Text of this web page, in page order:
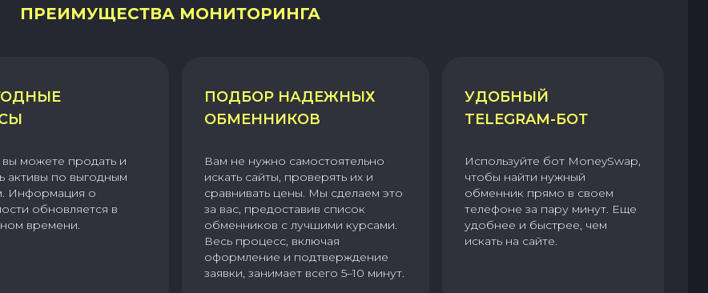
ПРЕИМУЩЕСТВА МОНИТОРИНГА
вы можете продать и
активы по выгодным
Информация о
обновляется в
времени.
ПОДБОР НАДЕЖНЫХ
ОБМЕННИКОВ
Вам не нужно самостоятельно
искать сайты, проверять их и
сравнивать цены. Мы сделаем это
за вас, предоставив список
обменников с лучшими курсами.
Весь процесс, включая
оформление и подтверждение
заявки, занимает всего 5–10 минут.
УДОБНЫЙ
TELEGRAM-БОТ
Используйте бот MoneySwap,
чтобы найти нужный
обменник прямо в своем
телефоне за пару минут. Еще
удобнее и быстрее, чем
искать на сайте.